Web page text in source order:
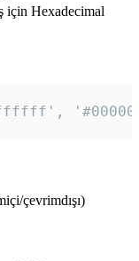
için Hexadecimal
çevrimdışı)